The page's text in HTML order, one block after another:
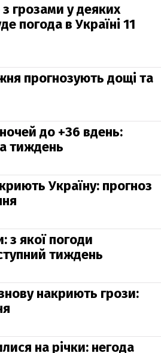
грозами у деяких
погода в Україні 11
прогнозують дощі та
до +36 вдень:
тиждень
Україну: прогноз
з якої погоди
тиждень
накриють грози:
на річки: негода